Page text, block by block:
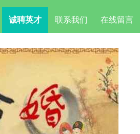
诚聘英才 联系我们 在线留言